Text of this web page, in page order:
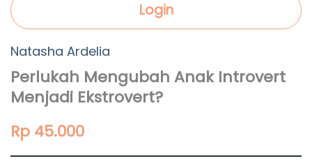
Login
Natasha Ardelia
Perlukah Mengubah Anak Introvert
Menjadi Ekstrovert?
Rp 45.000